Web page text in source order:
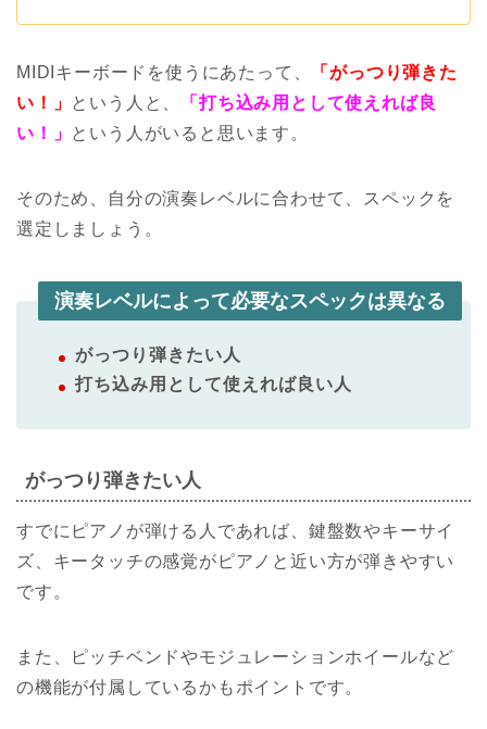
MIDIキーボードを使うにあたって、
「がっつり弾きた
い！」 という人と、
「打ち込み用として使えれば良
い！」 という人がいると思います。
そのため、自分の演奏レベルに合わせて、スペックを
選定しましょう。
演奏レベルによって必要なスペックは異なる
がっつり弾きたい人
打ち込み用として使えれば良い人
がっつり弾きたい人
すでにピアノが弾ける人であれば、鍵盤数やキーサイ
ズ、キータッチの感覚がピアノと近い方が弾きやすい
です。
また、ピッチベンドやモジュレーションホイールなど
の機能が付属しているかもポイントです。